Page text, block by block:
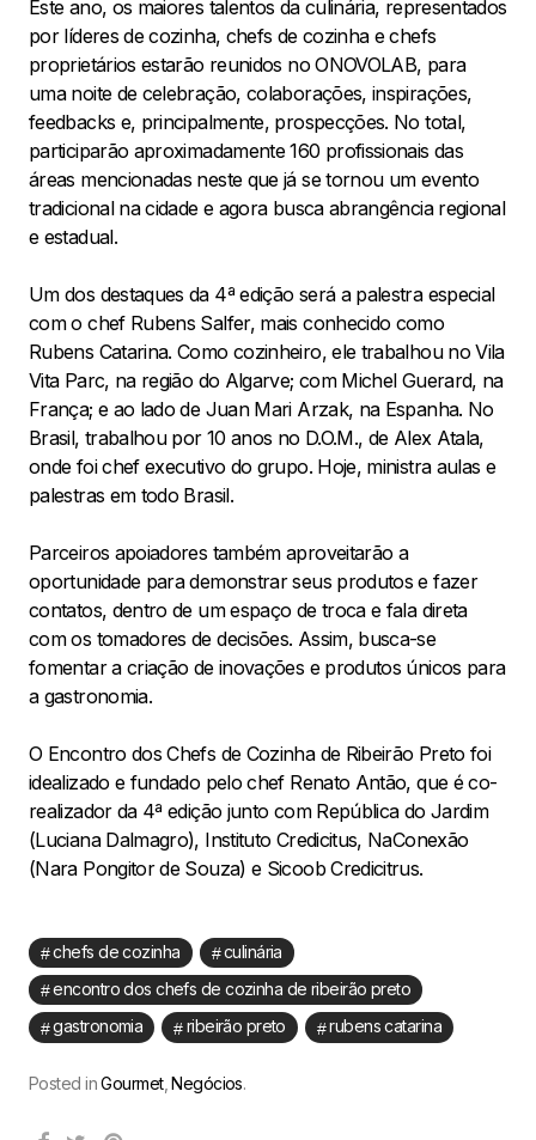
Este ano, os maiores talentos da culinária, representados
por líderes de cozinha, chefs de cozinha e chefs
proprietários estarão reunidos no ONOVOLAB, para
uma noite de celebração, colaborações, inspirações,
feedbacks e, principalmente, prospecções. No total,
participarão aproximadamente 160 profissionais das
áreas mencionadas neste que já se tornou um evento
tradicional na cidade e agora busca abrangência regional
e estadual.
Um dos destaques da 4ª edição será a palestra especial
com o chef Rubens Salfer, mais conhecido como
Rubens Catarina. Como cozinheiro, ele trabalhou no Vila
Vita Parc, na região do Algarve; com Michel Guerard, na
França; e ao lado de Juan Mari Arzak, na Espanha. No
Brasil, trabalhou por 10 anos no D.O.M., de Alex Atala,
onde foi chef executivo do grupo. Hoje, ministra aulas e
palestras em todo Brasil.
Parceiros apoiadores também aproveitarão a
oportunidade para demonstrar seus produtos e fazer
contatos, dentro de um espaço de troca e fala direta
com os tomadores de decisões. Assim, busca-se
fomentar a criação de inovações e produtos únicos para
a gastronomia.
O Encontro dos Chefs de Cozinha de Ribeirão Preto foi
idealizado e fundado pelo chef Renato Antão, que é co-
realizador da 4ª edição junto com República do Jardim
(Luciana Dalmagro), Instituto Credicitus, NaConexão
(Nara Pongitor de Souza) e Sicoob Credicitrus.
chefs de cozinha
culinária
encontro dos chefs de cozinha de ribeirão preto
gastronomia
ribeirão preto rubens catarina
Posted inGourmet, Negócios.